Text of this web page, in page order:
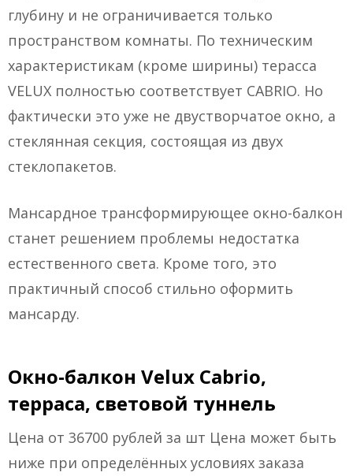
глубину и не ограничивается только
пространством комнаты. По техническим
характеристикам (кроме ширины) терасса
VELUX полностью соответствует CABRIO. Но
фактически это уже не двустворчатое окно, а
стеклянная секция, состоящая из двух
стеклопакетов.
Мансардное трансформирующее окно-балкон
станет решением проблемы недостатка
естественного света. Кроме того, это
практичный способ стильно оформить
мансарду.
Окно-балкон Velux Cabrio,
терраса, световой туннель
Цена от 36700 рублей за шт Цена может быть
ниже при определённых условиях заказа